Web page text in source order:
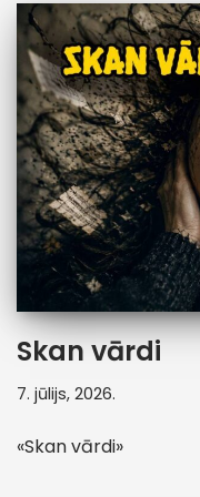
Skan vārdi
7. jūlijs, 2026.
«Skan vārdi»